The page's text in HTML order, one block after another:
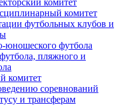
комитет
комитет
футбольных клубов и
юношеского футбола
пляжного и
комитет
соревнований
и трансферам